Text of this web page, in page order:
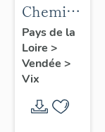
Chemin
de croix
Pays de la
Loire >
Vendée >
Vix